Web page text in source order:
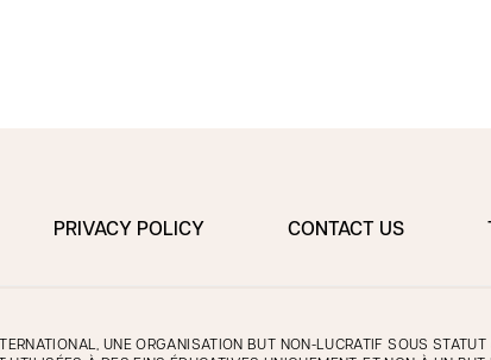
PRIVACY POLICY CONTACT US
UNE ORGANISATION BUT NON-LUCRATIF SOUS